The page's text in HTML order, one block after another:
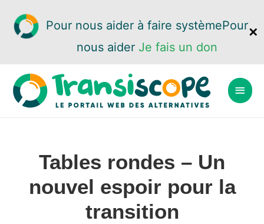
Pour nous aider à faire systèmePour
nous aider Je fais un don
✕
Tables rondes – Un
nouvel espoir pour la
transition